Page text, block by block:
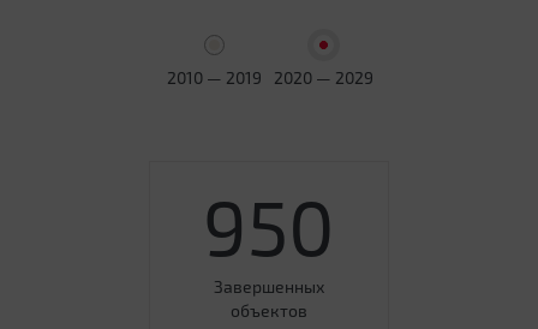
2010 — 2019 2020 — 2029
950
Завершенных
объектов